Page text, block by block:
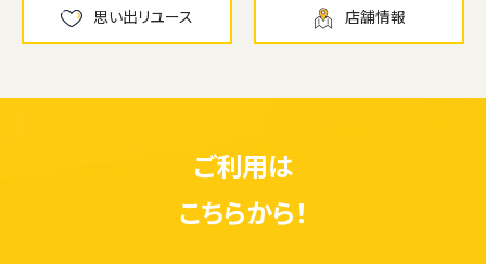
かんたん査定見積
思い出リユース 店舗情報
ご利用は
こちらから！